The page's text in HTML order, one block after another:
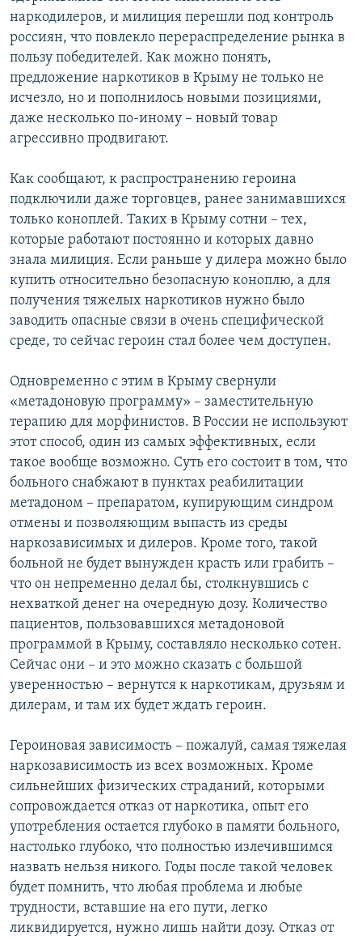
наркодилеров, и милиция перешли под контроль
россиян, что повлекло перераспределение рынка в
пользу победителей. Как можно понять,
предложение наркотиков в Крыму не только не
исчезло, но и пополнилось новыми позициями,
даже несколько по-иному – новый товар
агрессивно продвигают.
Как сообщают, к распространению героина
подключили даже торговцев, ранее занимавшихся
только коноплей. Таких в Крыму сотни – тех,
которые работают постоянно и которых давно
знала милиция. Если раньше у дилера можно было
купить относительно безопасную коноплю, а для
получения тяжелых наркотиков нужно было
заводить опасные связи в очень специфической
среде, то сейчас героин стал более чем доступен.
Одновременно с этим в Крыму свернули
«метадоновую программу» – заместительную
терапию для морфинистов. В России не используют
этот способ, один из самых эффективных, если
такое вообще возможно. Суть его состоит в том, что
больного снабжают в пунктах реабилитации
метадоном – препаратом, купирующим синдром
отмены и позволяющим выпасть из среды
наркозависимых и дилеров. Кроме того, такой
больной не будет вынужден красть или грабить –
что он непременно делал бы, столкнувшись с
нехваткой денег на очередную дозу. Количество
пациентов, пользовавшихся метадоновой
программой в Крыму, составляло несколько сотен.
Сейчас они – и это можно сказать с большой
уверенностью – вернутся к наркотикам, друзьям и
дилерам, и там их будет ждать героин.
Героиновая зависимость – пожалуй, самая тяжелая
наркозависимость из всех возможных. Кроме
сильнейших физических страданий, которыми
сопровождается отказ от наркотика, опыт его
употребления остается глубоко в памяти больного,
настолько глубоко, что полностью излечившимся
назвать нельзя никого. Годы после такой человек
будет помнить, что любая проблема и любые
трудности, вставшие на его пути, легко
ликвидируется, нужно лишь найти дозу. Отказ от